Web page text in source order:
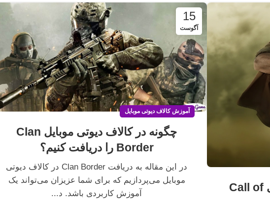
تاریخچه و شرکت سازنده بازی Call of
15
آگوست
آموزش کالاف دیوتی موبایل
چگونه در کالاف دیوتی موبایل Clan
Border را دریافت کنیم؟
در این مقاله به دریافت Clan Border در کالاف دیوتی
موبایل می‌پردازیم که برای شما عزیزان می‌تواند یک
آموزش کاربردی باشد. د...